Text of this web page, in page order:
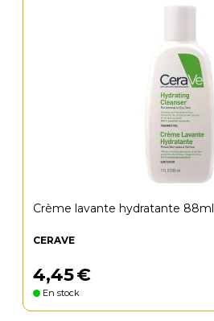
Crème lavante hydratante 88ml
CERAVE
4,45€
En stock